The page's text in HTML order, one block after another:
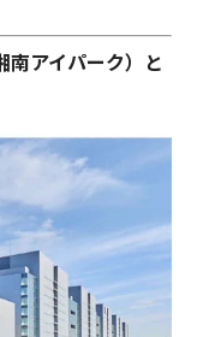
アイパーク）と